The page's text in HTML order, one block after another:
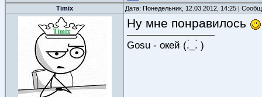
Timix Дата: Понедельник, 12.03.2012, 14:25 |
Ну мне понравилось
Gosu - окей (.́_.̀ )